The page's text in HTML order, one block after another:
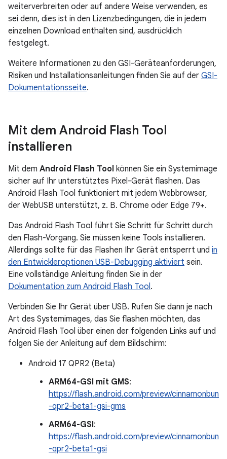
weiterverbreiten oder auf andere Weise verwenden, es
sei denn, dies ist in den Lizenzbedingungen, die in jedem
einzelnen Download enthalten sind, ausdrücklich
festgelegt.
Weitere Informationen zu den GSI-Geräteanforderungen,
Risiken und Installationsanleitungen finden Sie auf der GSI-
Dokumentationsseite.
Mit dem Android Flash Tool
installieren
Mit dem Android Flash Tool können Sie ein Systemimage
sicher auf Ihr unterstütztes Pixel-Gerät flashen. Das
Android Flash Tool funktioniert mit jedem Webbrowser,
der WebUSB unterstützt, z. B. Chrome oder Edge 79+.
Das Android Flash Tool führt Sie Schritt für Schritt durch
den Flash-Vorgang. Sie müssen keine Tools installieren.
Allerdings sollte für das Flashen Ihr Gerät entsperrt und in
den Entwickleroptionen USB-Debugging aktiviert sein.
Eine vollständige Anleitung finden Sie in der
Dokumentation zum Android Flash Tool.
Verbinden Sie Ihr Gerät über USB. Rufen Sie dann je nach
Art des Systemimages, das Sie flashen möchten, das
Android Flash Tool über einen der folgenden Links auf und
folgen Sie der Anleitung auf dem Bildschirm:
Android 17 QPR2 (Beta)
ARM64-GSI mit GMS:
https://flash.android.com/preview/cinnamonbun
-qpr2-beta1-gsi-gms
ARM64-GSI:
https://flash.android.com/preview/cinnamonbun
-qpr2-beta1-gsi